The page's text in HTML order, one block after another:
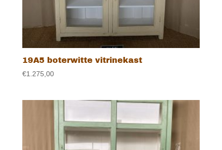
19A5 boterwitte vitrinekast
€1.275,00